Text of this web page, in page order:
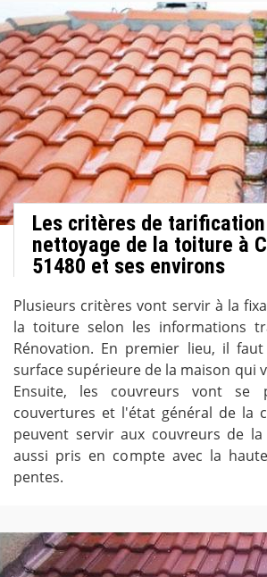
Les critères de
nettoyage de la toiture à
51480 et ses environs
Plusieurs critères vont servir à la
la toiture selon les informations
Rénovation. En premier lieu, il
surface supérieure de la maison qui
Ensuite, les couvreurs vont
couvertures et l'état général de la
peuvent servir aux couvreurs de
aussi pris en compte avec la
pentes.